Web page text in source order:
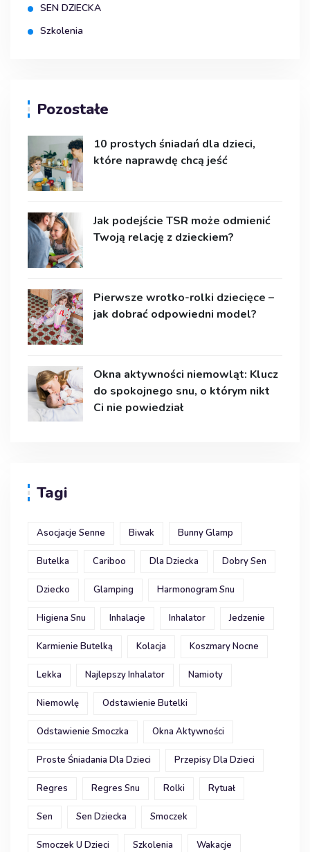
SEN DZIECKA
Szkolenia
Pozostałe
10 prostych śniadań dla dzieci,
które naprawdę chcą jeść
Jak podejście TSR może odmienić
Twoją relację z dzieckiem?
Pierwsze wrotko-rolki dziecięce –
jak dobrać odpowiedni model?
Okna aktywności niemowląt: Klucz
do spokojnego snu, o którym nikt
Ci nie powiedział
Tagi
Asocjacje Senne Biwak Bunny Glamp
Butelka Cariboo Dla Dziecka Dobry Sen
Dziecko Glamping Harmonogram Snu
Higiena Snu Inhalacje Inhalator Jedzenie
Karmienie Butelką Kolacja Koszmary Nocne
Lekka Najlepszy Inhalator Namioty
Niemowlę Odstawienie Butelki
Odstawienie Smoczka Okna Aktywności
Proste Śniadania Dla Dzieci Przepisy Dla Dzieci
Regres Regres Snu Rolki Rytuał
Sen Sen Dziecka Smoczek
Smoczek U Dzieci Szkolenia Wakacje